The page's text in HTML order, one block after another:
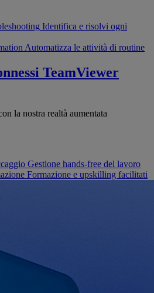
Identifica e risolvi ogni
Automatizza le attività di routine
TeamViewer
la nostra realtà aumentata
Gestione hands-free del lavoro
Formazione e upskilling facilitati